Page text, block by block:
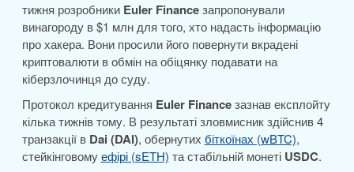
тижня розробники Euler Financeзапропонували
винагороду в $1 млн для того, хто надасть інформацію
про хакера. Вони просили його повернути вкрадені
криптовалюти в обмін на обіцянку подавати на
кіберзлочинця до суду.
Протокол кредитування Euler Financeзазнав експлойту
кілька тижнів тому. В результаті зловмисник здійснив 4
транзакції вDai (DAI), обернутих біткоїнах (wBTC),
стейкінговомуефірі (sETH) та стабільній монеті USDC.